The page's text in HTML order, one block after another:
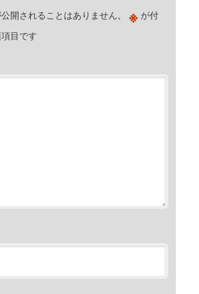
開されることはありません。 ※ が付
目です